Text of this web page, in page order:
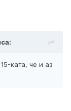
ката, че и аз